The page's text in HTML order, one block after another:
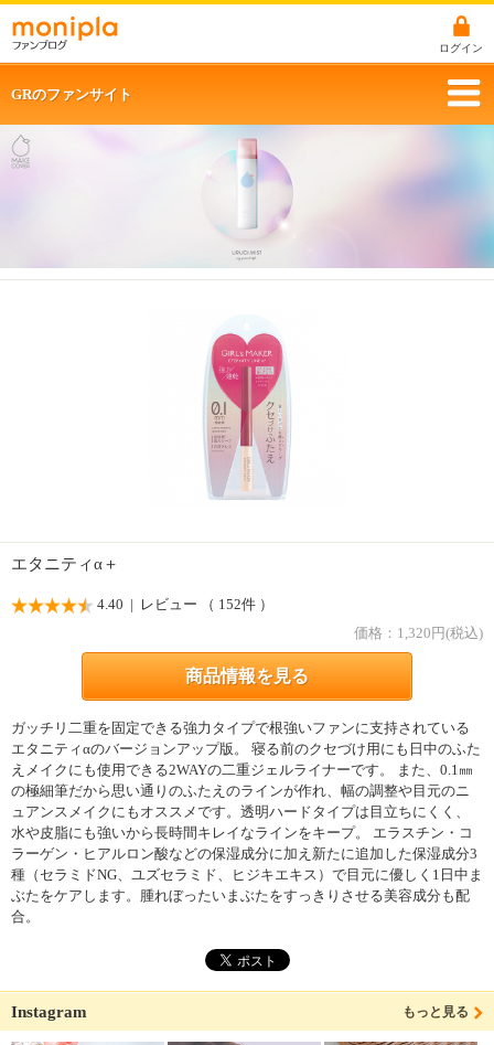
ログイン
GRのファンサイト
エタニティα＋
4.40 | レビュー （ 152件 ）
価格： 1,320 円(税込)
商品情報を見る
ガッチリ二重を固定できる強力タイプで根強いファンに支持されている
エタニティαのバージョンアップ版。 寝る前のクセづけ用にも日中のふた
えメイクにも使用できる2WAYの二重ジェルライナーです。 また、0.1㎜
の極細筆だから思い通りのふたえのラインが作れ、幅の調整や目元のニ
ュアンスメイクにもオススメです。透明ハードタイプは目立ちにくく、
水や皮脂にも強いから長時間キレイなラインをキープ。 エラスチン・コ
ラーゲン・ヒアルロン酸などの保湿成分に加え新たに追加した保湿成分3
種（セラミドNG、ユズセラミド、ヒジキエキス）で目元に優しく1日中ま
ぶたをケアします。腫れぼったいまぶたをすっきりさせる美容成分も配
合。
Instagram もっと見る